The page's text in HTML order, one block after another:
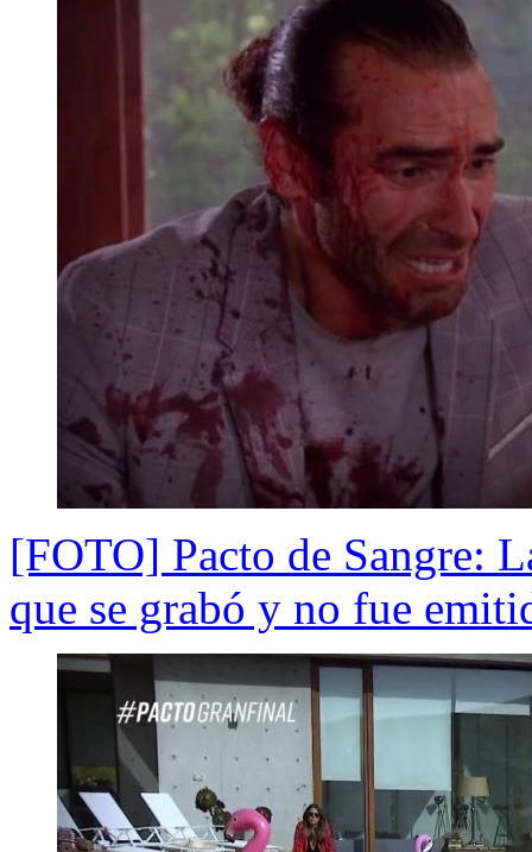
[FOTO] Pacto de Sangre:
que se grabó y no fue